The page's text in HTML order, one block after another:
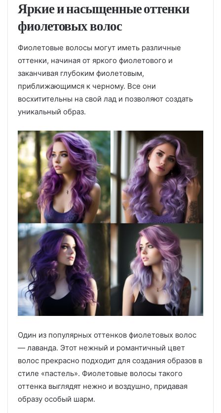
Яркие и насыщенные оттенки
фиолетовых волос
Фиолетовые волосы могут иметь различные
оттенки, начиная от яркого фиолетового и
заканчивая глубоким фиолетовым,
приближающимся к черному. Все они
восхитительны на свой лад и позволяют создать
уникальный образ.
Один из популярных оттенков фиолетовых волос
— лаванда. Этот нежный и романтичный цвет
волос прекрасно подходит для создания образов в
стиле «пастель». Фиолетовые волосы такого
оттенка выглядят нежно и воздушно, придавая
образу особый шарм.